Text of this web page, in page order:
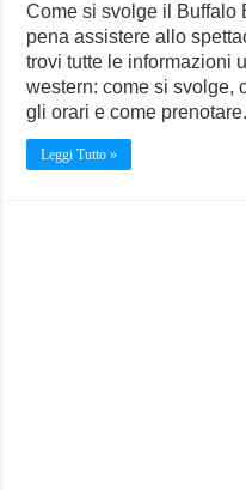
Come si svolge il Buffalo
pena assistere allo
trovi tutte le informazioni
western: come si svolge,
gli orari e come prenotare.
Leggi Tutto »